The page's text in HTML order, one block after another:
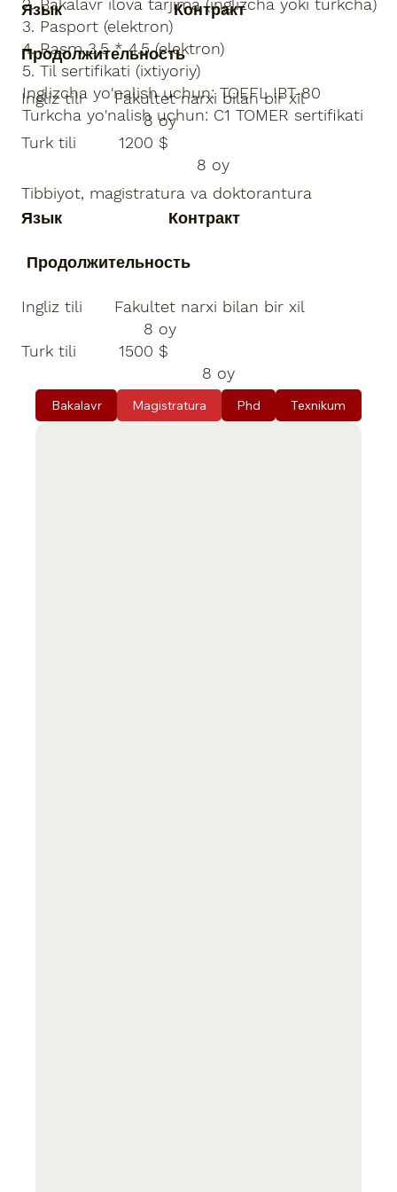
2. Bakalavr ilova tarjima (inglizcha yoki turkcha)
3. Pasport (elektron)
4. Rasm 3,5 * 4.5 (elektron)
5. Til sertifikati (ixtiyoriy)
Inglizcha yo'nalish uchun: TOEFL IBT-80
Turkcha yo'nalish uchun: C1 TOMER sertifikati
Язык Контракт
Продолжительность
Ingliz tili Fakultet narxi bilan bir xil
8 oy
Turk tili 1200 $
8 oy
Tibbiyot, magistratura va doktorantura
Язык Контракт
Продолжительность
Ingliz tili Fakultet narxi bilan bir xil
8 oy
Turk tili 1500 $
8 oy
Bakalavr Magistratura Phd Texnikum